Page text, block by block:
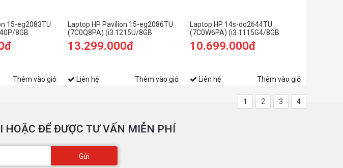
15-eg2083TU
8GB
Thêm vào giỏ
Laptop HP Pavilion 15-eg2086TU
(7C0Q8PA) (i3 1215U/8GB
RAM/256GB SSD/15.6
FHD/Win11/Vàng)
13.299.000đ
Liên hệ Thêm vào giỏ
Laptop HP 14s-dq2644TU
(7C0W6PA) (i3 1115G4/8GB
RAM/256GB SSD/14
FHD/Win11/Bạc)
10.699.000đ
Liên hệ Thêm vào giỏ
1 2 3 4
ĐỂ ĐƯỢC TƯ VẤN MIỄN PHÍ
Gửi